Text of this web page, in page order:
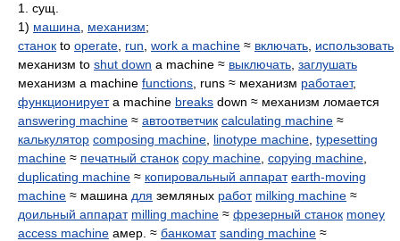
1. сущ.
1) машина механизм;
станок to operate run work a machine ≈ включать использовать
механизм to shut down a machine ≈ выключать заглушать
механизм a machine functions , runs ≈ механизм работает,
функционируетa machine breaks down ≈ механизм ломается
answering machine ≈ автоответчик calculating machine ≈
калькулятор composing machine linotype machine typesetting
machine ≈ печатный станок copy machine copying machine
duplicating machine ≈ копировальный аппарат earth-moving
machine ≈ машина для земляных работ milking machine ≈
доильный аппарат milling machine ≈ фрезерный станок money
access machine амер. ≈ банкомат sanding machine ≈